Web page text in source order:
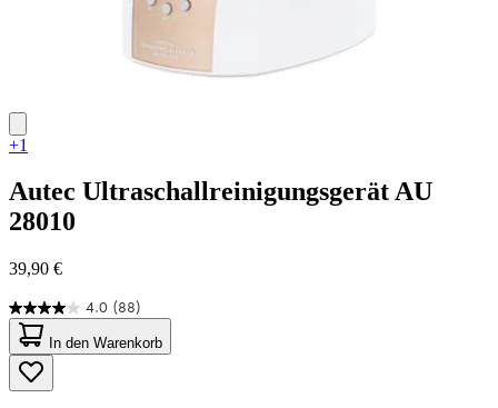
+1
Autec Ultraschallreinigungsgerät AU
28010
39,90 €
4.0 (88)
4.0
von
5
Sternen.
88
In den Warenkorb